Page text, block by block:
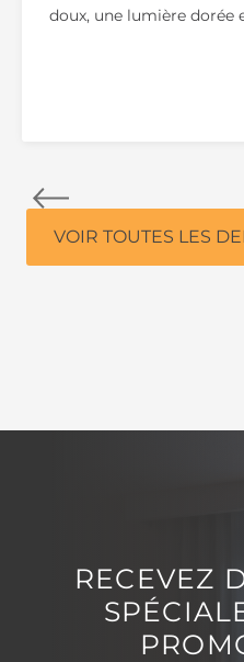
doux, une lumière dorée
VOIR TOUTES LES
RECEVEZ